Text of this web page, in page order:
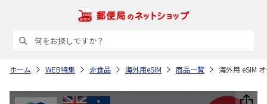
ホーム WEB特集 非食品 海外用eSIM 商品一覧 海外用 eSIM